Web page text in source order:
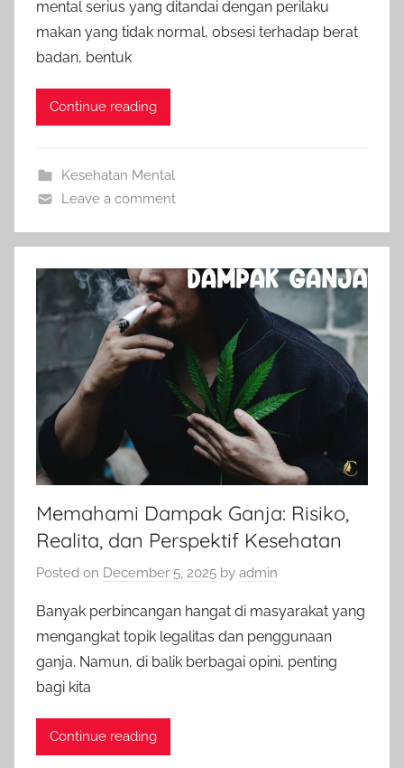
mental serius yang ditandai dengan perilaku
makan yang tidak normal, obsesi terhadap berat
badan, bentuk
Continue reading
Kesehatan Mental
Leave a comment
Memahami Dampak Ganja: Risiko,
Realita, dan Perspektif Kesehatan
Posted on December 5, 2025 by admin
Banyak perbincangan hangat di masyarakat yang
mengangkat topik legalitas dan penggunaan
ganja. Namun, di balik berbagai opini, penting
bagi kita
Continue reading